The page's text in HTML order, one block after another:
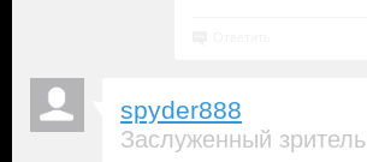
spyder888
Заслуженный зритель